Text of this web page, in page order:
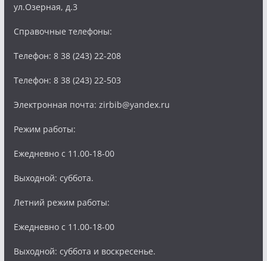
ул.Озерная, д.3
Справочные телефоны:
Телефон: 8 38 (243) 22-208
Телефон: 8 38 (243) 22-503
Электронная почта: zirbib@yandex.ru
Режим работы:
Ежедневно с 11.00-18-00
Выходной: суббота.
Летний режим работы:
Ежедневно с 11.00-18-00
Выходной: суббота и воскресенье.